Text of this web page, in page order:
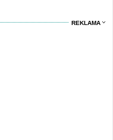
REKLAMA